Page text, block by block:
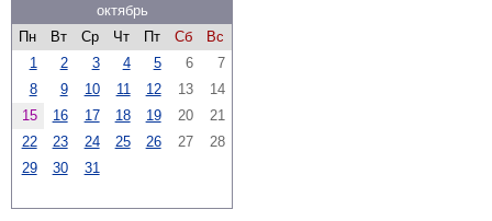
октябрь
Пн
Вт Ср Чт Пт Сб
Вс
1
2 3 4 5 6
7
8
9 10 11 12 13
14
15
16 17 18 19 20
21
22
23 24 25 26 27
28
29
30 31